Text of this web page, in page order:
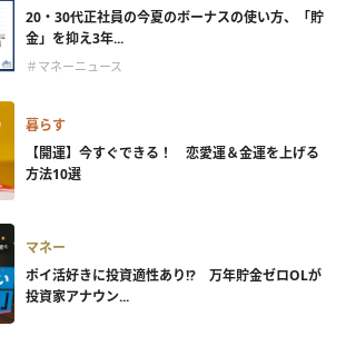
20・30代正社員の今夏のボーナスの使い方、「貯
金」を抑え3年...
＃マネーニュース
暮らす
【開運】今すぐできる！ 恋愛運＆金運を上げる
方法10選
マネー
ポイ活好きに投資適性あり!? 万年貯金ゼロOLが
投資家アナウン...